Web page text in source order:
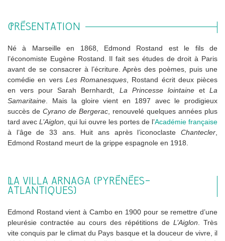
PRÉSENTATION
Né à Marseille en 1868, Edmond Rostand est le fils de
l’économiste Eugène Rostand. Il fait ses études de droit à Paris
avant de se consacrer à l’écriture. Après des poèmes, puis une
comédie en vers Les Romanesques , Rostand écrit deux pièces
en vers pour Sarah Bernhardt, La Princesse lointaineetLa
Samaritaine . Mais la gloire vient en 1897 avec le prodigieux
succès de Cyrano de Bergerac , renouvelé quelques années plus
tard avec L’Aiglon , qui lui ouvre les portes de l’Académie française
à l’âge de 33 ans. Huit ans après l’iconoclaste Chantecler
Edmond Rostand meurt de la grippe espagnole en 1918.
LA VILLA ARNAGA (PYRÉNÉES-
ATLANTIQUES)
Edmond Rostand vient à Cambo en 1900 pour se remettre d’une
pleurésie contractée au cours des répétitions de L’Aiglon . Très
vite conquis par le climat du Pays basque et la douceur de vivre, il